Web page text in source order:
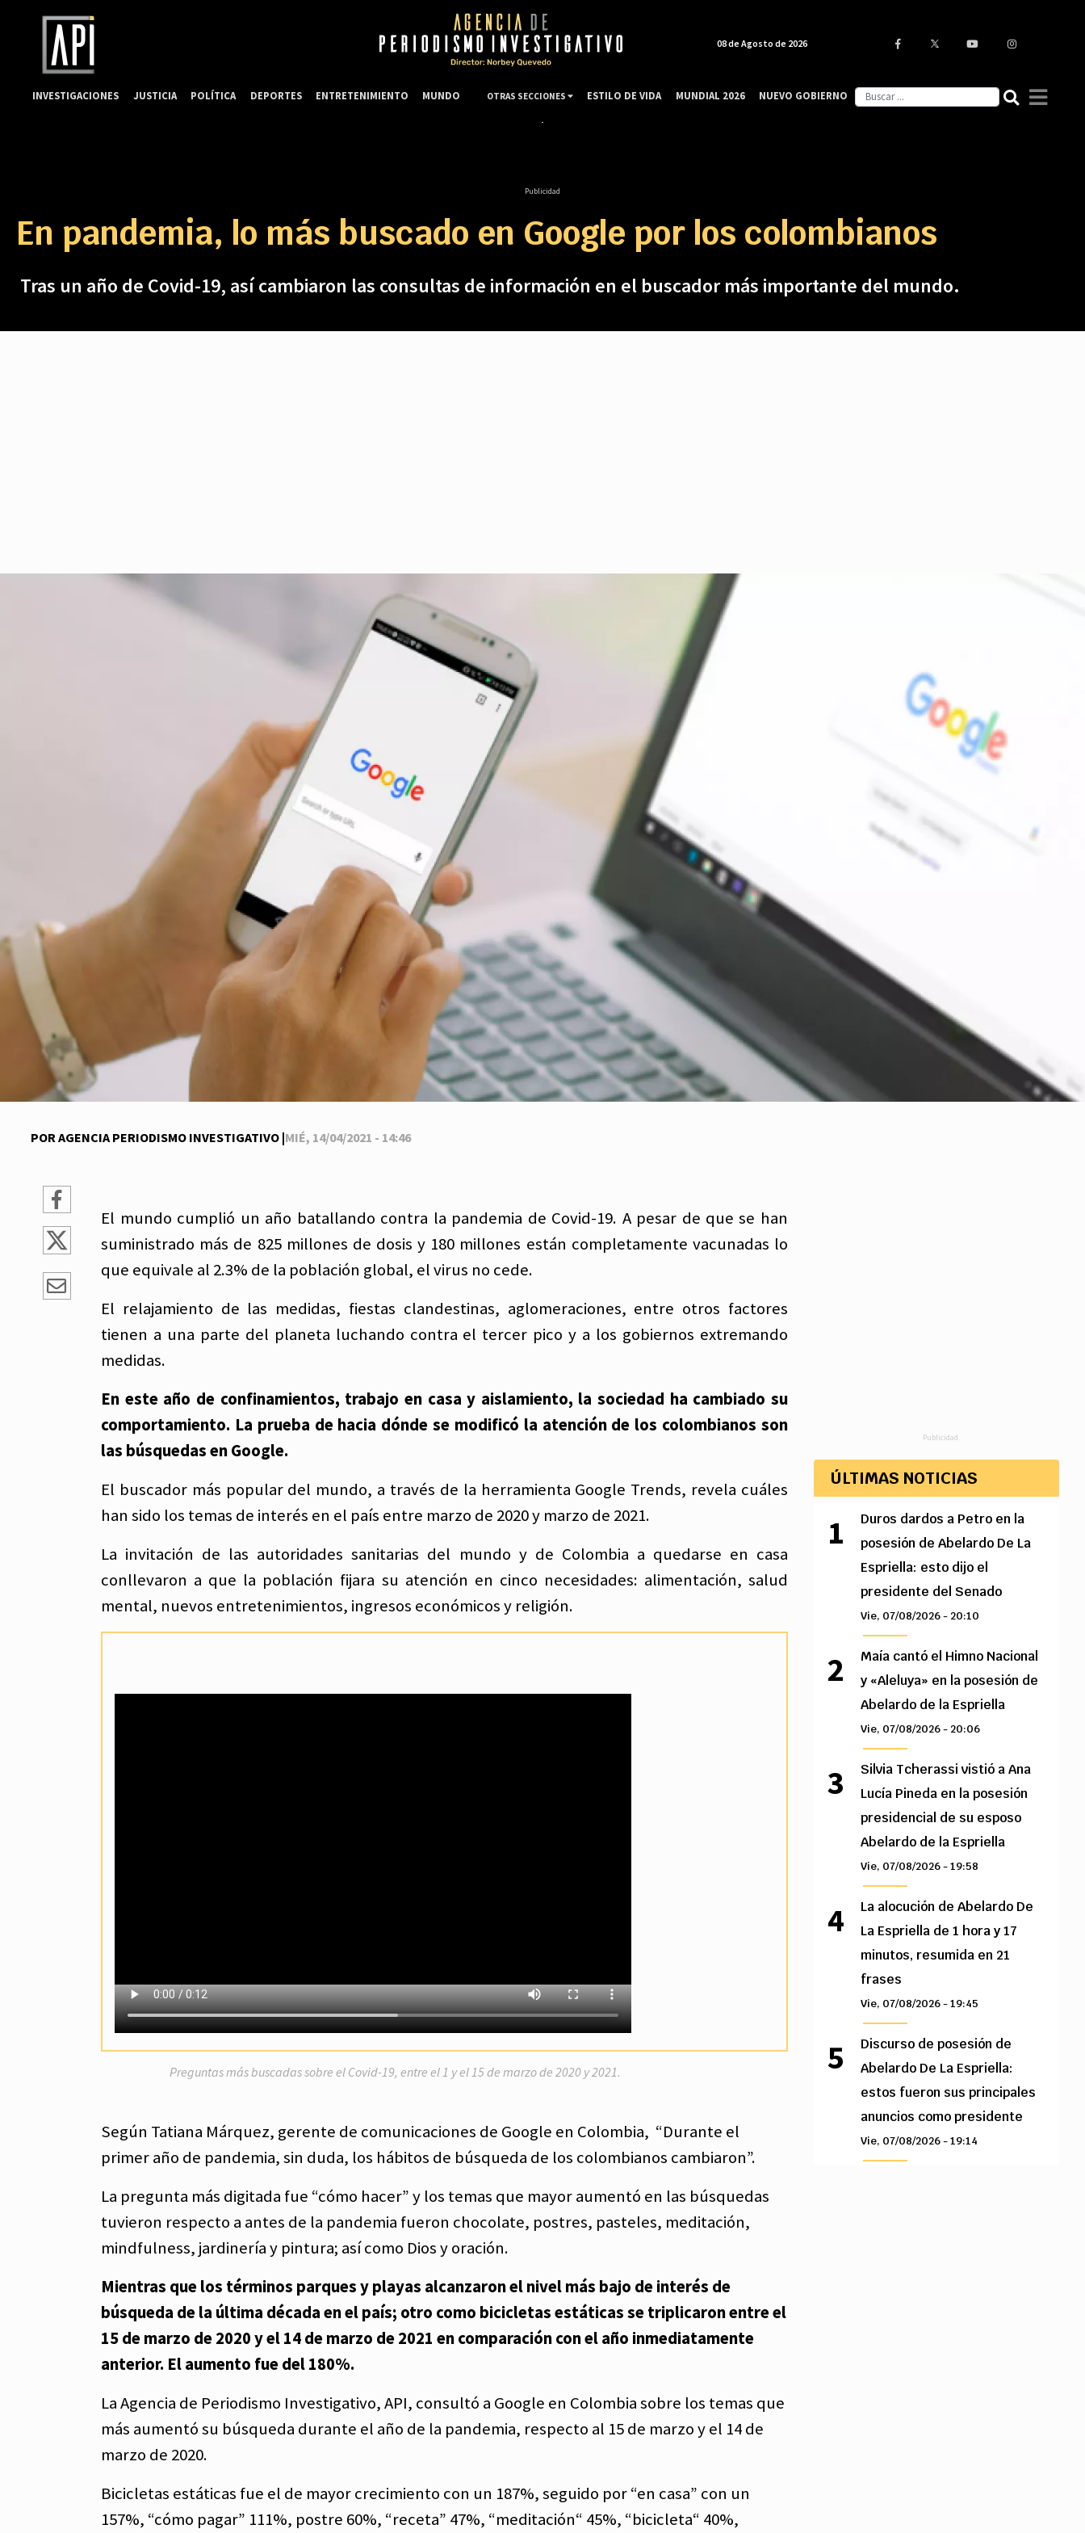
Publicidad
En pandemia, lo más buscado en Google por los colombianos
Tras un año de Covid-19, así cambiaron las consultas de información en el buscador más importante del mundo.
POR AGENCIA PERIODISMO INVESTIGATIVO |MIÉ, 14/04/2021 - 14:46
El mundo cumplió un año batallando contra la pandemia de Covid-19. A pesar de que se han
suministrado más de 825 millones de dosis y 180 millones están completamente vacunadas lo
que equivale al 2.3% de la población global, el virus no cede.
El relajamiento de las medidas, fiestas clandestinas, aglomeraciones, entre otros factores
tienen a una parte del planeta luchando contra el tercer pico y a los gobiernos extremando
medidas.
En este año de confinamientos, trabajo en casa y aislamiento, la sociedad ha cambiado su
comportamiento. La prueba de hacia dónde se modificó la atención de los colombianos son
las búsquedas en Google.
El buscador más popular del mundo, a través de la herramienta Google Trends, revela cuáles
han sido los temas de interés en el país entre marzo de 2020 y marzo de 2021.
La invitación de las autoridades sanitarias del mundo y de Colombia a quedarse en casa
conllevaron a que la población fijara su atención en cinco necesidades: alimentación, salud
mental, nuevos entretenimientos, ingresos económicos y religión.
Preguntas más buscadas sobre el Covid-19, entre el 1 y el 15 de marzo de 2020 y 2021.
Según Tatiana Márquez, gerente de comunicaciones de Google en Colombia, “Durante el
primer año de pandemia, sin duda, los hábitos de búsqueda de los colombianos cambiaron”.
La pregunta más digitada fue “cómo hacer” y los temas que mayor aumentó en las búsquedas
tuvieron respecto a antes de la pandemia fueron chocolate, postres, pasteles, meditación,
mindfulness, jardinería y pintura; así como Dios y oración.
Mientras que los términos parques y playas alcanzaron el nivel más bajo de interés de
búsqueda de la última década en el país; otro como bicicletas estáticas se triplicaron entre el
15 de marzo de 2020 y el 14 de marzo de 2021 en comparación con el año inmediatamente
anterior. El aumento fue del 180%.
La Agencia de Periodismo Investigativo, API, consultó a Google en Colombia sobre los temas que
más aumentó su búsqueda durante el año de la pandemia, respecto al 15 de marzo y el 14 de
marzo de 2020.
Bicicletas estáticas fue el de mayor crecimiento con un 187%, seguido por “en casa” con un
157%, “cómo pagar” 111%, postre 60%, “receta” 47%, “meditación“ 45%, “bicicleta“ 40%,
Publicidad
ÚLTIMAS NOTICIAS
Duros dardos a Petro en la
posesión de Abelardo De La
Espriella: esto dijo el
presidente del Senado
Vie, 07/08/2026 - 20:10
Maía cantó el Himno Nacional
y «Aleluya» en la posesión de
Abelardo de la Espriella
Vie, 07/08/2026 - 20:06
Silvia Tcherassi vistió a Ana
Lucía Pineda en la posesión
presidencial de su esposo
Abelardo de la Espriella
Vie, 07/08/2026 - 19:58
La alocución de Abelardo De
La Espriella de 1 hora y 17
minutos, resumida en 21
frases
Vie, 07/08/2026 - 19:45
Discurso de posesión de
Abelardo De La Espriella:
estos fueron sus principales
anuncios como presidente
Vie, 07/08/2026 - 19:14
08 de Agosto de 2026
INVESTIGACIONES JUSTICIA POLÍTICA DEPORTES ENTRETENIMIENTO MUNDO OTRAS SECCIONES ESTILO DE VIDA MUNDIAL 2026 NUEVO GOBIERNO